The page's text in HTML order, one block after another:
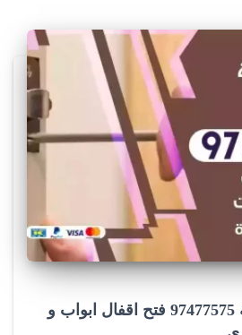
فتح اقفال العاصمة 97477575 فتح اقفال ابواب و